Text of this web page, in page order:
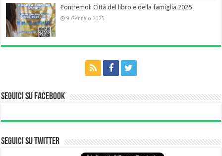
Pontremoli Città del libro e della famiglia 2025
9 Gennaio 2025
Seguici su Facebook
Seguici su Twitter